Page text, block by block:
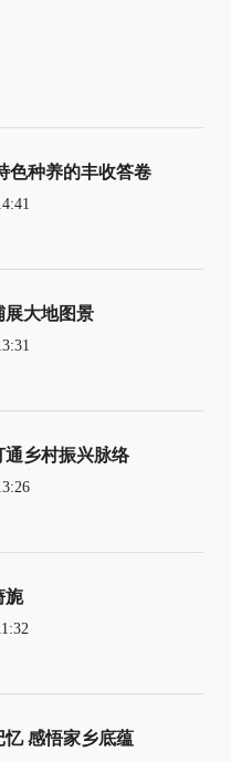
色种养的丰收答卷
展大地图景
通乡村振兴脉络
旎
忆 感悟家乡底蕴